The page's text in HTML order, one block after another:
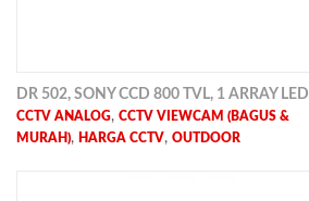
DR 502, SONY CCD 800 TVL, 1 ARRAY LED
CCTV ANALOG, CCTV VIEWCAM (BAGUS &
MURAH), HARGA CCTV, OUTDOOR